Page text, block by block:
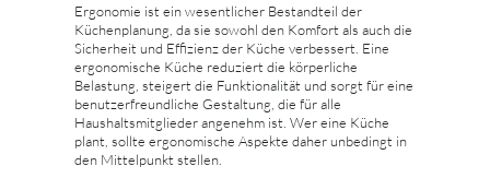
Ergonomie ist ein wesentlicher Bestandteil der
Küchenplanung, da sie sowohl den Komfort als auch die
Sicherheit und Effizienz der Küche verbessert. Eine
ergonomische Küche reduziert die körperliche
Belastung, steigert die Funktionalität und sorgt für eine
benutzerfreundliche Gestaltung, die für alle
Haushaltsmitglieder angenehm ist. Wer eine Küche
plant, sollte ergonomische Aspekte daher unbedingt in
den Mittelpunkt stellen.